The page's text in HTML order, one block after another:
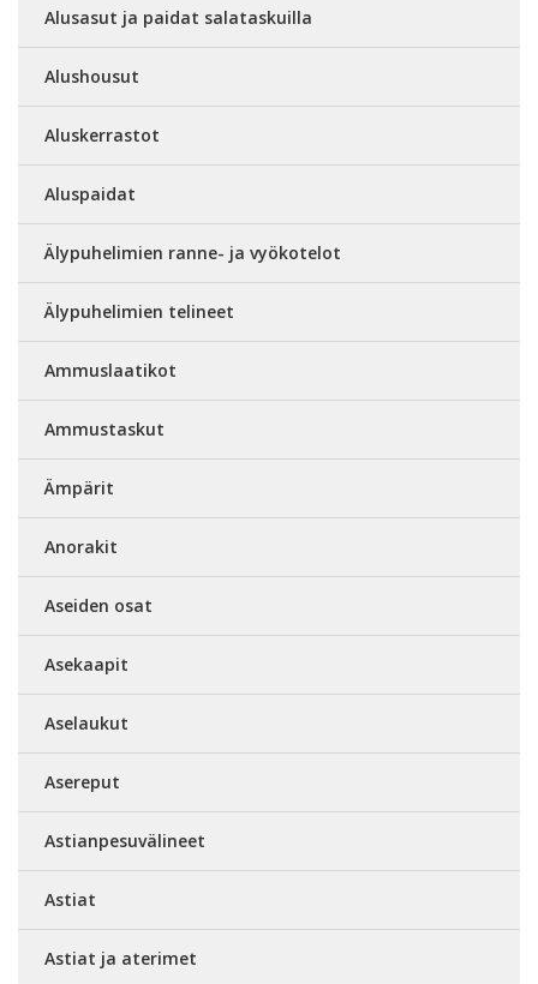
Alusasut ja paidat salataskuilla
Alushousut
Aluskerrastot
Aluspaidat
Älypuhelimien ranne- ja vyökotelot
Älypuhelimien telineet
Ammuslaatikot
Ammustaskut
Ämpärit
Anorakit
Aseiden osat
Asekaapit
Aselaukut
Asereput
Astianpesuvälineet
Astiat
Astiat ja aterimet